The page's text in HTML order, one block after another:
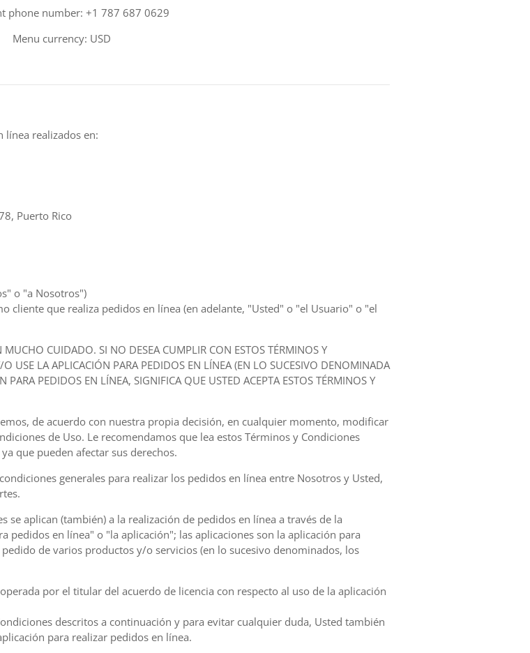
phone number: +1 787 687 0629
Menu currency: USD
línea realizados en:
Puerto Rico
o "a Nosotros")
cliente que realiza pedidos en línea (en adelante, "Usted" o "el Usuario" o "el
CUIDADO. SI NO DESEA CUMPLIR CON ESTOS TÉRMINOS Y
USE LA APLICACIÓN PARA PEDIDOS EN LÍNEA (EN LO SUCESIVO DENOMINADA
PEDIDOS EN LÍNEA, SIGNIFICA QUE USTED ACEPTA ESTOS TÉRMINOS Y
de acuerdo con nuestra propia decisión, en cualquier momento, modificar
de Uso. Le recomendamos que lea estos Términos y Condiciones
que pueden afectar sus derechos.
generales para realizar los pedidos en línea entre Nosotros y Usted,
se aplican (también) a la realización de pedidos en línea a través de la
pedidos en línea" o "la aplicación"; las aplicaciones son la aplicación para
de varios productos y/o servicios (en lo sucesivo denominados, los
por el titular del acuerdo de licencia con respecto al uso de la aplicación
descritos a continuación y para evitar cualquier duda, Usted también
para realizar pedidos en línea.